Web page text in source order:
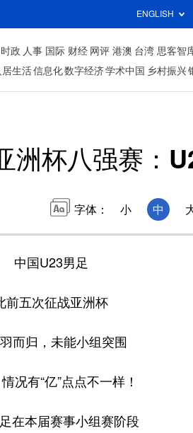
ENGLISH
时政 人事 国际 财经 网评 港澳 台湾 思客智
居生活信息化数字经济学术中国 乡村振兴
洲杯八强赛：
字体： 小 中
中国U23男足
前五次征战亚洲杯
而归，未能小组突围
况有“亿”点点不一样！
在本届赛事小组赛阶段